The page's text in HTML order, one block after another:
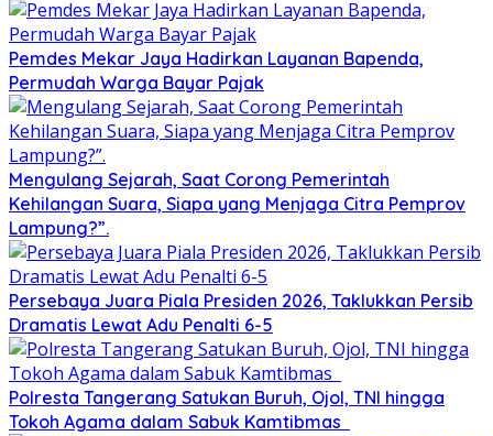
Pemdes Mekar Jaya Hadirkan Layanan Bapenda,
Permudah Warga Bayar Pajak
Mengulang Sejarah, Saat Corong Pemerintah
Kehilangan Suara, Siapa yang Menjaga Citra Pemprov
Lampung?”.
Persebaya Juara Piala Presiden 2026, Taklukkan Persib
Dramatis Lewat Adu Penalti 6-5
Polresta Tangerang Satukan Buruh, Ojol, TNI hingga
Tokoh Agama dalam Sabuk Kamtibmas